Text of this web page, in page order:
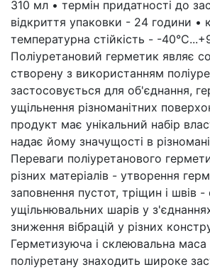
310 мл • термін придатності до
відкриття упаковки - 24 години •
температурна стійкість - -
Поліуретановий герметик являє
створену з використанням
застосовується для об'єднання,
ущільнення різноманітних
продукт має унікальний набір
надає йому значущості в
Переваги поліуретанового
різних матеріалів - утворення
заповнення пустот, тріщин і швів -
ущільнювальних шарів у
зниження вібрацій у різних
Герметизуюча і склеювальна маса
поліуретану знаходить широке